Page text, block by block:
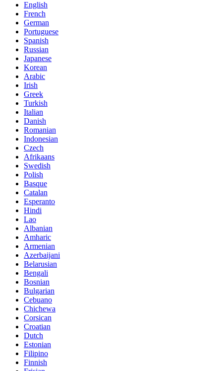
English
French
German
Portuguese
Spanish
Russian
Japanese
Korean
Arabic
Irish
Greek
Turkish
Italian
Danish
Romanian
Indonesian
Czech
Afrikaans
Swedish
Polish
Basque
Catalan
Esperanto
Hindi
Lao
Albanian
Amharic
Armenian
Azerbaijani
Belarusian
Bengali
Bosnian
Bulgarian
Cebuano
Chichewa
Corsican
Croatian
Dutch
Estonian
Filipino
Finnish